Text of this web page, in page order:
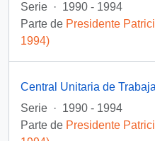
Serie · 1990 - 1994
Parte de Presidente
1994)
Central Unitaria de
Serie · 1990 - 1994
Parte de Presidente